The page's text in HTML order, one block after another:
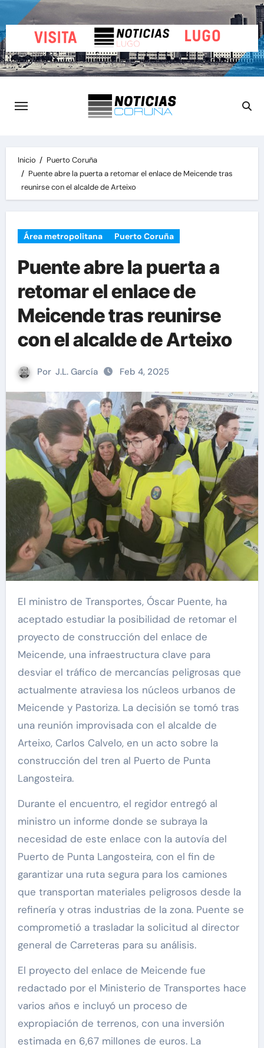
al
contenido
Inicio
Puerto Coruña
Puente abre la puerta a retomar el enlace de Meicende tras
reunirse con el alcalde de Arteixo
Área metropolitana Puerto Coruña
Puente abre la puerta a
retomar el enlace de
Meicende tras reunirse
con el alcalde de Arteixo
Por J.L. García Feb 4, 2025
El ministro de Transportes, Óscar Puente, ha
aceptado estudiar la posibilidad de retomar el
proyecto de construcción del enlace de
Meicende, una infraestructura clave para
desviar el tráfico de mercancías peligrosas que
actualmente atraviesa los núcleos urbanos de
Meicende y Pastoriza. La decisión se tomó tras
una reunión improvisada con el alcalde de
Arteixo, Carlos Calvelo, en un acto sobre la
construcción del tren al Puerto de Punta
Langosteira.
Durante el encuentro, el regidor entregó al
ministro un informe donde se subraya la
necesidad de este enlace con la autovía del
Puerto de Punta Langosteira, con el fin de
garantizar una ruta segura para los camiones
que transportan materiales peligrosos desde la
refinería y otras industrias de la zona. Puente se
comprometió a trasladar la solicitud al director
general de Carreteras para su análisis.
El proyecto del enlace de Meicende fue
redactado por el Ministerio de Transportes hace
varios años e incluyó un proceso de
expropiación de terrenos, con una inversión
estimada en 6,67 millones de euros. La